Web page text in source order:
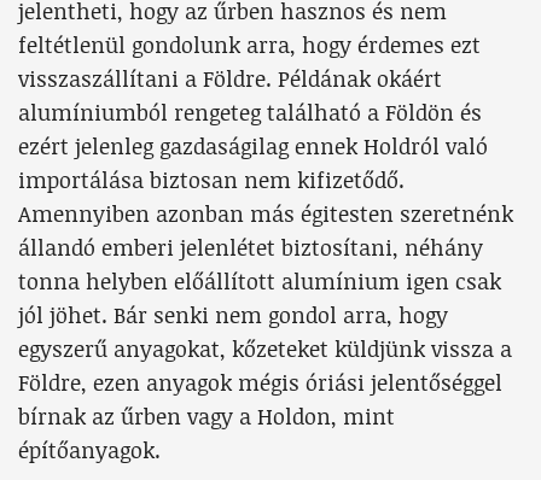
jelentheti, hogy az űrben hasznos és nem
feltétlenül gondolunk arra, hogy érdemes ezt
visszaszállítani a Földre. Példának okáért
alumíniumból rengeteg található a Földön és
ezért jelenleg gazdaságilag ennek Holdról való
importálása biztosan nem kifizetődő.
Amennyiben azonban más égitesten szeretnénk
állandó emberi jelenlétet biztosítani, néhány
tonna helyben előállított alumínium igen csak
jól jöhet. Bár senki nem gondol arra, hogy
egyszerű anyagokat, kőzeteket küldjünk vissza a
Földre, ezen anyagok mégis óriási jelentőséggel
bírnak az űrben vagy a Holdon, mint
építőanyagok.